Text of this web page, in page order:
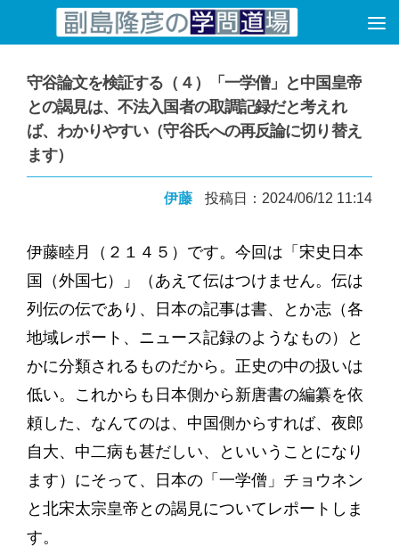
コンテンツへスキップ
守谷論文を検証する（４）「一学僧」と中国皇帝
との謁見は、不法入国者の取調記録だと考えれ
ば、わかりやすい（守谷氏への再反論に切り替え
ます）
伊藤 投稿日：2024/06/12 11:14
伊藤睦月（２１４５）です。今回は「宋史日本
国（外国七）」（あえて伝はつけません。伝は
列伝の伝であり、日本の記事は書、とか志（各
地域レポート、ニュース記録のようなもの）と
かに分類されるものだから。正史の中の扱いは
低い。これからも日本側から新唐書の編纂を依
頼した、なんてのは、中国側からすれば、夜郎
自大、中二病も甚だしい、といいうことになり
ます）にそって、日本の「一学僧」チョウネン
と北宋太宗皇帝との謁見についてレポートしま
す。